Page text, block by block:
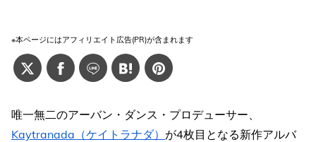
※本ページにはアフィリエイト広告(PR)が含まれます
唯一無二のアーバン・ダンス・プロデューサー、
Kaytranada（ケイトラナダ） が4枚目となる新作アルバ